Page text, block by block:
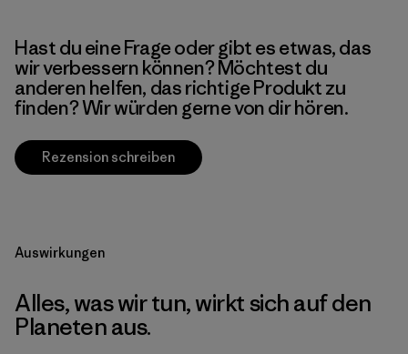
Hast du eine Frage oder gibt es etwas, das
wir verbessern können? Möchtest du
anderen helfen, das richtige Produkt zu
finden? Wir würden gerne von dir hören.
Rezension schreiben
Auswirkungen
Alles, was wir tun, wirkt sich auf den
Planeten aus.